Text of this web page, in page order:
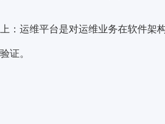
： 运维平台是对运维业务在软件架
证。